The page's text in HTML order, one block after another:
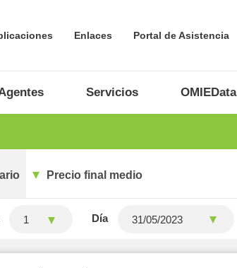
Enlaces Portal de Asistencia
Servicios OMIEData
Precio final medio
1 Día